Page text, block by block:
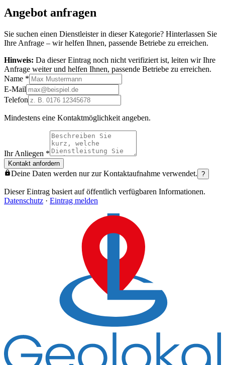
Angebot anfragen
Sie suchen einen Dienstleister in dieser Kategorie? Hinterlassen Sie
Ihre Anfrage – wir helfen Ihnen, passende Betriebe zu erreichen.
Hinweis: Da dieser Eintrag noch nicht verifiziert ist, leiten wir Ihre
Anfrage weiter und helfen Ihnen, passende Betriebe zu erreichen.
Name *
E-Mail
Telefon
Mindestens eine Kontaktmöglichkeit angeben.
Ihr Anliegen *
Kontakt anfordern
Deine Daten werden nur zur Kontaktaufnahme verwendet. ?
Dieser Eintrag basiert auf öffentlich verfügbaren Informationen.
Datenschutz · Eintrag melden